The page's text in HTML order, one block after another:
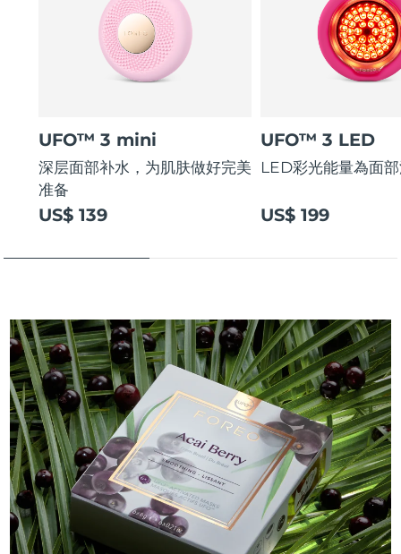
UFO™ 3 mini
深层面部补水，为肌肤做好完美
准备
US$ 139
UFO™ 3 LED
LED彩光能量為面
US$ 199